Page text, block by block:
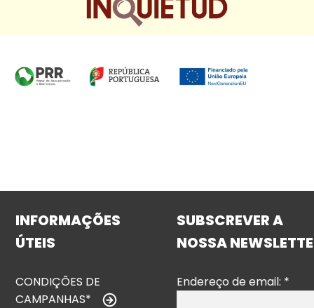
INFORMAÇÕES
ÚTEIS
CONDIÇÕES DE
CAMPANHAS*
SUBSCREVER A
NOSSA
Endereço de email: *